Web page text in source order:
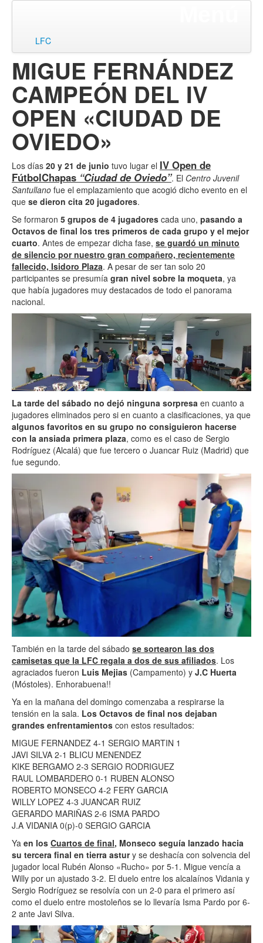
ir
al
contenido
LFC
MIGUE FERNÁNDEZ
CAMPEÓN DEL IV
OPEN «CIUDAD DE
OVIEDO»
Los días 20 y 21 de junio tuvo lugar el IV Open de
FútbolChapas “Ciudad de Oviedo”. El Centro Juvenil
Santullano fue el emplazamiento que acogió dicho evento en el
que se dieron cita 20 jugadores.
Se formaron 5 grupos de 4 jugadores cada uno, pasando a
Octavos de final los tres primeros de cada grupo y el mejor
cuarto. Antes de empezar dicha fase, se guardó un minuto
de silencio por nuestro gran compañero, recientemente
fallecido, Isidoro Plaza. A pesar de ser tan solo 20
participantes se presumía gran nivel sobre la moqueta, ya
que había jugadores muy destacados de todo el panorama
nacional.
La tarde del sábado no dejó ninguna sorpresa en cuanto a
jugadores eliminados pero si en cuanto a clasificaciones, ya que
algunos favoritos en su grupo no consiguieron hacerse
con la ansiada primera plaza, como es el caso de Sergio
Rodríguez (Alcalá) que fue tercero o Juancar Ruiz (Madrid) que
fue segundo.
También en la tarde del sábado se sortearon las dos
camisetas que la LFC regala a dos de sus afiliados. Los
agraciados fueron Luis Mejias (Campamento) y J.C Huerta
(Móstoles). Enhorabuena!!
Ya en la mañana del domingo comenzaba a respirarse la
tensión en la sala. Los Octavos de final nos dejaban
grandes enfrentamientos con estos resultados:
MIGUE FERNANDEZ 4-1 SERGIO MARTIN 1
JAVI SILVA 2-1 BLICU MENENDEZ
KIKE BERGAMO 2-3 SERGIO RODRIGUEZ
RAUL LOMBARDERO 0-1 RUBEN ALONSO
ROBERTO MONSECO 4-2 FERY GARCIA
WILLY LOPEZ 4-3 JUANCAR RUIZ
GERARDO MARIÑAS 2-6 ISMA PARDO
J.A VIDANIA 0(p)-0 SERGIO GARCIA
Ya en los Cuartos de final, Monseco seguía lanzado hacia
su tercera final en tierra astury se deshacía con solvencia del
jugador local Rubén Alonso «Rucho» por 5-1. Migue vencía a
Willy por un ajustado 3-2. El duelo entre los alcalaínos Vidania y
Sergio Rodríguez se resolvía con un 2-0 para el primero así
como el duelo entre mostoleños se lo llevaría Isma Pardo por 6-
2 ante Javi Silva.